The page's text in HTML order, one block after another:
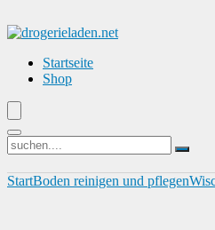
Startseite
Shop
StartBoden reinigen und pflegen